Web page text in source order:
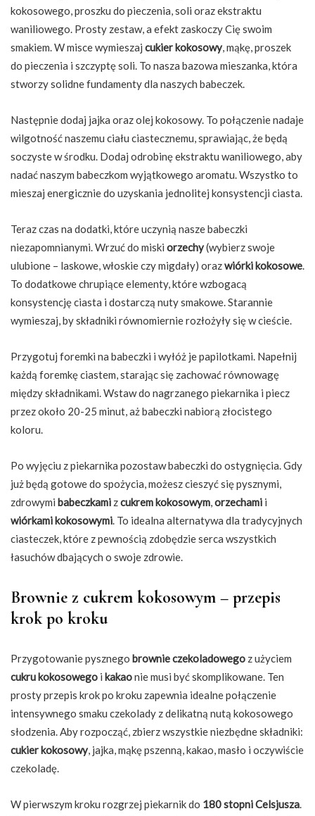
kokosowego, proszku do pieczenia, soli oraz ekstraktu
waniliowego. Prosty zestaw, a efekt zaskoczy Cię swoim
smakiem. W misce wymieszaj cukier kokosowy, mąkę, proszek
do pieczenia i szczyptę soli. To nasza bazowa mieszanka, która
stworzy solidne fundamenty dla naszych babeczek.
Następnie dodaj jajka oraz olej kokosowy. To połączenie nadaje
wilgotność naszemu ciału ciastecznemu, sprawiając, że będą
soczyste w środku. Dodaj odrobinę ekstraktu waniliowego, aby
nadać naszym babeczkom wyjątkowego aromatu. Wszystko to
mieszaj energicznie do uzyskania jednolitej konsystencji ciasta.
Teraz czas na dodatki, które uczynią nasze babeczki
niezapomnianymi. Wrzuć do miski orzechy(wybierz swoje
ulubione – laskowe, włoskie czy migdały) orazwiórki kokosowe.
To dodatkowe chrupiące elementy, które wzbogacą
konsystencję ciasta i dostarczą nuty smakowe. Starannie
wymieszaj, by składniki równomiernie rozłożyły się w cieście.
Przygotuj foremki na babeczki i wyłóż je papilotkami. Napełnij
każdą foremkę ciastem, starając się zachować równowagę
między składnikami. Wstaw do nagrzanego piekarnika i piecz
przez około 20-25 minut, aż babeczki nabiorą złocistego
koloru.
Po wyjęciu z piekarnika pozostaw babeczki do ostygnięcia. Gdy
już będą gotowe do spożycia, możesz cieszyć się pysznymi,
zdrowymi babeczkami zcukrem kokosowym,orzechami i
wiórkami kokosowymi. To idealna alternatywa dla tradycyjnych
ciasteczek, które z pewnością zdobędzie serca wszystkich
łasuchów dbających o swoje zdrowie.
Brownie z cukrem kokosowym – przepis
krok po kroku
Przygotowanie pysznego brownie czekoladowego z użyciem
cukru kokosowego i kakaonie musi być skomplikowane. Ten
prosty przepis krok po kroku zapewnia idealne połączenie
intensywnego smaku czekolady z delikatną nutą kokosowego
słodzenia. Aby rozpocząć, zbierz wszystkie niezbędne składniki:
cukier kokosowy, jajka, mąkę pszenną, kakao, masło i oczywiście
czekoladę.
W pierwszym kroku rozgrzej piekarnik do 180 stopni Celsjusza.